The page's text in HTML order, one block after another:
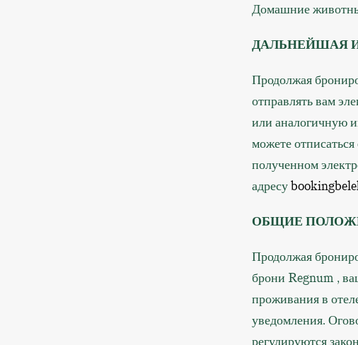
Домашние
ДАЛЬНЕЙШАЯ
Продолжая
отправлять вам
или аналогичную
можете
полученном
адресу
ОБЩИЕ
Продолжая
брони Regnum ,
проживания в
уведомления.
регулируются